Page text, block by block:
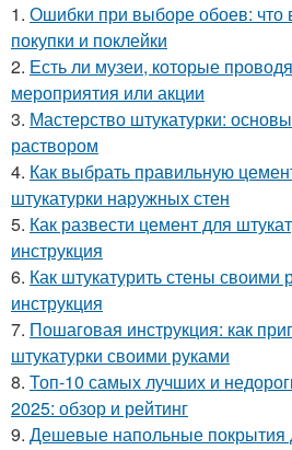
1. Ошибки при выборе обоев: что
покупки и поклейки
2. Есть ли музеи, которые
мероприятия или акции
3. Мастерство штукатурки:
раствором
4. Как выбрать правильную
штукатурки наружных стен
5. Как развести цемент для
инструкция
6. Как штукатурить стены своими
инструкция
7. Пошаговая инструкция: как
штукатурки своими руками
8. Топ-10 самых лучших и
2025: обзор и рейтинг
9. Дешевые напольные покрытия